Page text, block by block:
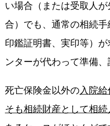
い場合（または受取人
合）でも、通常の相続
印鑑証明書、実印等）
ンターが代わって準備、
死亡保険金以外の入院
そも相続財産として相